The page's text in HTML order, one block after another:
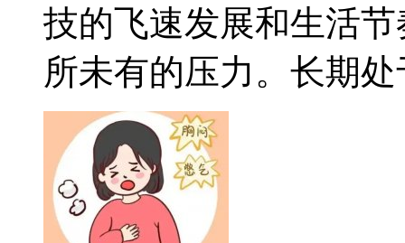
技的飞速发展和生活
所未有的压力。长期处